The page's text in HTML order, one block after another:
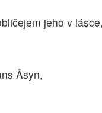
jeho v lásce,
Åsyn,